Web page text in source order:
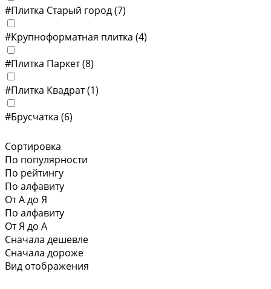
#Плитка Старый город(7)
#Крупноформатная плитка (4)
#Плитка Паркет(8)
#Плитка Квадрат(1)
#Брусчатка (6)
Сортировка
По популярности
По рейтингу
По алфавиту
От А до Я
По алфавиту
От Я до А
Сначала дешевле
Сначала дороже
Вид отображения